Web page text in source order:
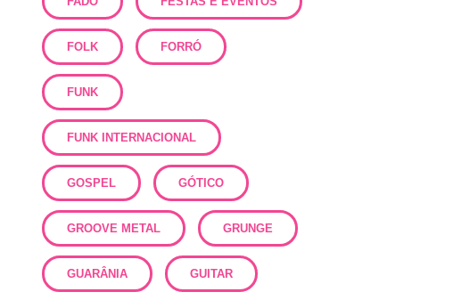
FOLK FORRÓ
FUNK
FUNK INTERNACIONAL
GOSPEL GÓTICO
GROOVE METAL GRUNGE
GUARÂNIA GUITAR